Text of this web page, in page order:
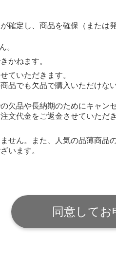
確定し、商品を確保（または
。
かねます。
ていただきます。
品でも欠品で購入いただけな
欠品や長納期のためにキャン
文代金をご返金させていただき
せん。また、人気の品薄商品
います。
同意して